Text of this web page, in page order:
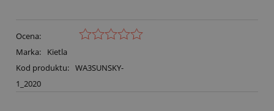
Ocena:
Marka:
Kietla
Kod produktu: WA3SUNSKY-
1_2020